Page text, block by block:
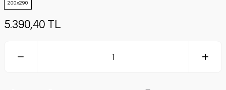
200x290
5.390,40 TL